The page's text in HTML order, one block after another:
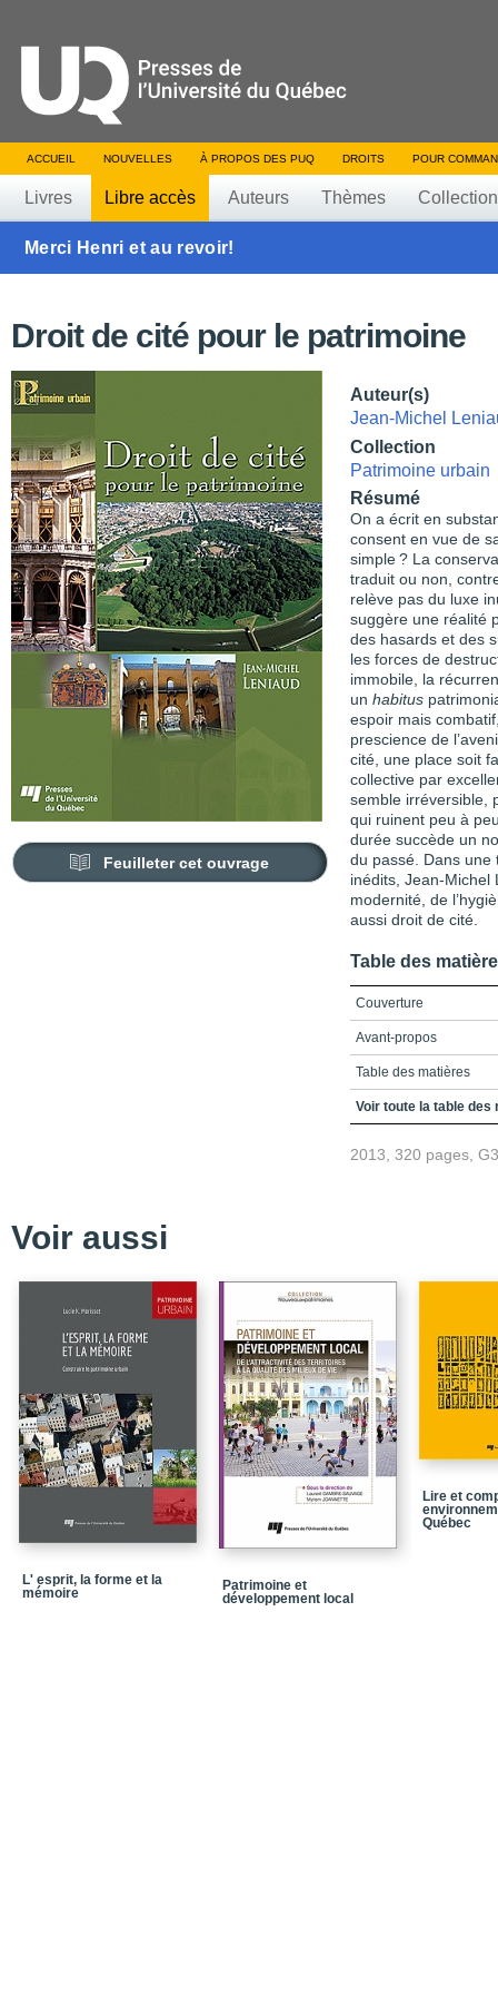
ACCUEIL NOUVELLES À PROPOS DES PUQ DROITS POUR
Livres Libre accès Auteurs Thèmes
Merci Henri et au revoir!
Droit de cité pour le patrimoine
Feuilleter cet ouvrage
Auteur(s)
Jean-Michel
Collection
Patrimoine urbain
Résumé
On a écrit en
consent en vue de
simple ? La
traduit ou non,
relève pas du luxe
suggère une réalité
des hasards et des
les forces de
immobile, la
un habitus
espoir mais
prescience de
cité, une place soit
collective par
semble irréversible,
qui ruinent peu à
durée succède un
du passé. Dans une
inédits, Jean-Michel
modernité, de
aussi droit de cité.
Table des
Couverture
Avant-propos
Table des matières
Introduction
Quatrième couverture
Voir toute la table des
2013, 320 pages,
Voir aussi
L' esprit, la forme et la
mémoire
Patrimoine et
développement local
Lire et
Québec